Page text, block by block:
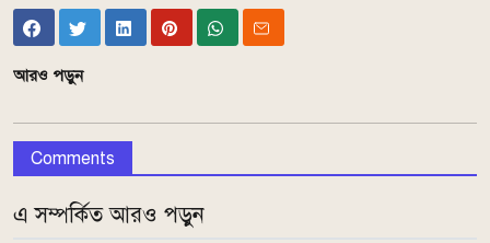
আরও পড়ুন
Comments
এ সম্পর্কিত আরও পড়ুন